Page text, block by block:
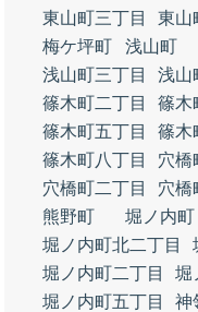
東山町三丁目
東山
梅ケ坪町
浅山町
浅山町三丁目
浅山
篠木町二丁目
篠木
篠木町五丁目
篠木
篠木町八丁目
穴橋
穴橋町二丁目
穴橋
熊野町
堀ノ内町
堀ノ内町北二丁目
堀ノ内町二丁目
堀
堀ノ内町五丁目
神